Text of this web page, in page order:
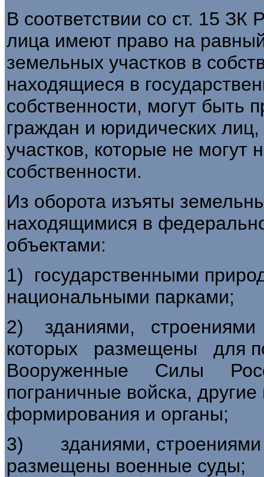
В соответствии со ст. 15
лица имеют право на
земельных участков в
находящиеся в
собственности, могут быть
граждан и юридических
участков, которые не могут
собственности.
Из оборота изъяты
находящимися в
объектами:
1) государственными
национальными парками;
2) зданиями,
которых размещены для
Вооруженные Силы
пограничные войска, другие
формирования и органы;
3) зданиями, строениями
размещены военные суды;